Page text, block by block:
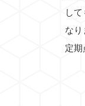
し
な
定